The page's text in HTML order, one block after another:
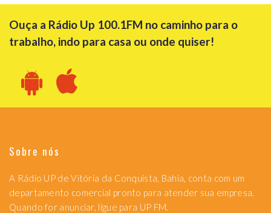
Ouça a Rádio Up 100.1FM no caminho para o
trabalho, indo para casa ou onde quiser!
Sobre nós
A Rádio UP de Vitória da Conquista, Bahia, conta com um
departamento comercial pronto para atender sua empresa.
Quando for anunciar, ligue para UP FM.